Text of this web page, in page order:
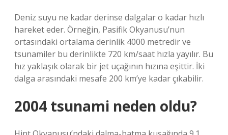
Deniz suyu ne kadar derinse dalgalar o kadar hızlı
hareket eder. Örneğin, Pasifik Okyanusu’nun
ortasındaki ortalama derinlik 4000 metredir ve
tsunamiler bu derinlikte 720 km/saat hızla yayılır. Bu
hız yaklaşık olarak bir jet uçağının hızına eşittir. İki
dalga arasındaki mesafe 200 km’ye kadar çıkabilir.
2004 tsunami neden oldu?